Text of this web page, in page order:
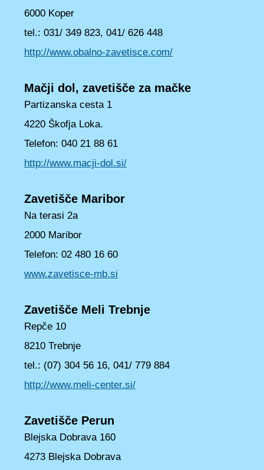
6000 Koper
tel.: 031/ 349 823, 041/ 626 448
http://www.obalno-zavetisce.com/
Mačji dol, zavetišče za mačke
Partizanska cesta 1
4220 Škofja Loka.
Telefon: 040 21 88 61
http://www.macji-dol.si/
Zavetišče Maribor
Na terasi 2a
2000 Maribor
Telefon: 02 480 16 60
www.zavetisce-mb.si
Zavetišče Meli Trebnje
Repče 10
8210 Trebnje
tel.: (07) 304 56 16, 041/ 779 884
http://www.meli-center.si/
Zavetišče Perun
Blejska Dobrava 160
4273 Blejska Dobrava